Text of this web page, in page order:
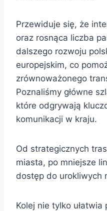
Przewiduje się, że
oraz rosnąca liczba
dalszego rozwoju
europejskim, co
zrównoważonego
Poznaliśmy główne
które odgrywają
komunikacji w kraju.
Od strategicznych
miasta, po mniejsze
dostęp do urokliwych
Kolej nie tylko